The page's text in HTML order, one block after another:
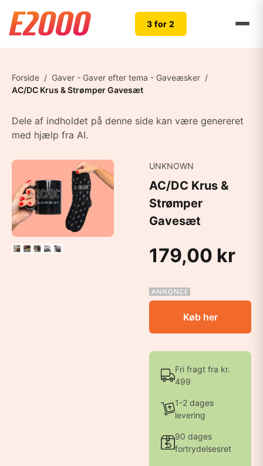
3 for 2
Forside / Gaver - Gaver efter tema - Gaveæsker /
AC/DC Krus & Strømper Gavesæt
Dele af indholdet på denne side kan være genereret
med hjælp fra AI.
UNKNOWN
AC/DC Krus &
Strømper
Gavesæt
179,00 kr
Køb her
Fri fragt fra kr.
499
1-2 dages
levering
90 dages
fortrydelsesret